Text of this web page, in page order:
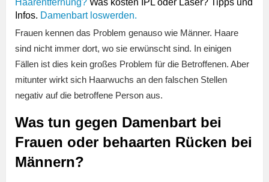
Infos. Damenbart loswerden.
Frauen kennen das Problem genauso wie Männer. Haare
sind nicht immer dort, wo sie erwünscht sind. In einigen
Fällen ist dies kein großes Problem für die Betroffenen. Aber
mitunter wirkt sich Haarwuchs an den falschen Stellen
negativ auf die betroffene Person aus.
Was tun gegen Damenbart bei
Frauen oder behaarten Rücken bei
Männern?